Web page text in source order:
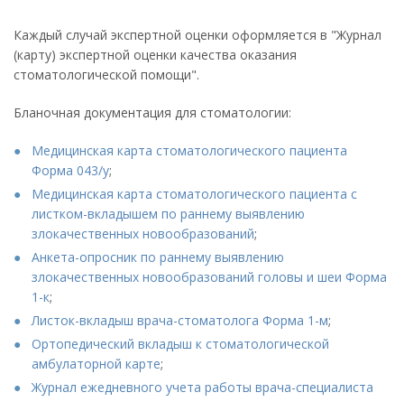
Каждый случай экспертной оценки оформляется в "Журнал
(карту) экспертной оценки качества оказания
стоматологической помощи".
Бланочная документация для стоматологии:
Медицинская карта стоматологического пациента
Форма 043/у;
Медицинская карта стоматологического пациента с
листком-вкладышем по раннему выявлению
злокачественных новообразований;
Анкета-опросник по раннему выявлению
злокачественных новообразований головы и шеи Форма
1-к;
Листок-вкладыш врача-стоматолога Форма 1-м;
Ортопедический вкладыш к стоматологической
амбулаторной карте;
Журнал ежедневного учета работы врача-специалиста